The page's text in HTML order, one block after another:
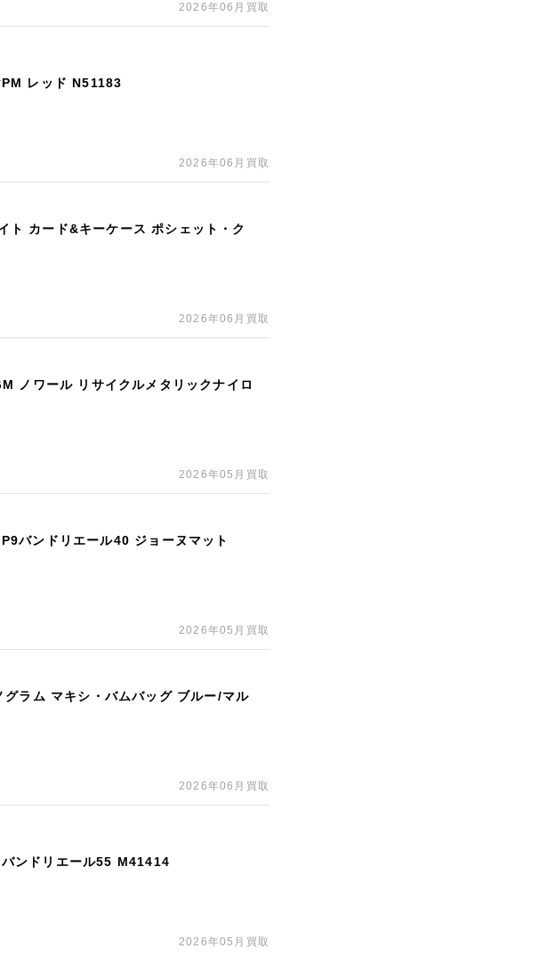
2026年06月買取
レッド N51183
2026年06月買取
ト カード&キーケース ポシェット・ク
2026年06月買取
ノワール リサイクルメタリックナイロ
2026年05月買取
バンドリエール40 ジョーヌマット
2026年05月買取
ラム マキシ・バムバッグ ブルー/マル
2026年06月買取
ンドリエール55 M41414
2026年05月買取